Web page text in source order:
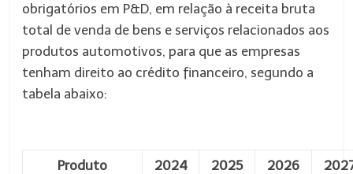
obrigatórios em P&D, em relação à receita bruta
total de venda de bens e serviços relacionados aos
produtos automotivos, para que as empresas
tenham direito ao crédito financeiro, segundo a
tabela abaixo:
Produto
2024 2025 2026